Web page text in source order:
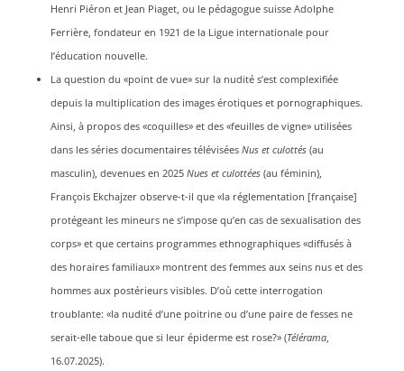
Henri Piéron et Jean Piaget, ou le pédagogue suisse Adolphe
Ferrière, fondateur en 1921 de la Ligue internationale pour
l’éducation nouvelle.
La question du «point de vue» sur la nudité s’est complexifiée
depuis la multiplication des images érotiques et pornographiques.
Ainsi, à propos des «coquilles» et des «feuilles de vigne» utilisées
dans les séries documentaires télévisées Nus et culottés(au
masculin), devenues en 2025 Nues et culottées(au féminin),
François Ekchajzer observe-t-il que «la réglementation [française]
protégeant les mineurs ne s’impose qu’en cas de sexualisation des
corps» et que certains programmes ethnographiques «diffusés à
des horaires familiaux» montrent des femmes aux seins nus et des
hommes aux postérieurs visibles. D’où cette interrogation
troublante: «la nudité d’une poitrine ou d’une paire de fesses ne
serait-elle taboue que si leur épiderme est rose?» (Télérama,
16.07.2025).